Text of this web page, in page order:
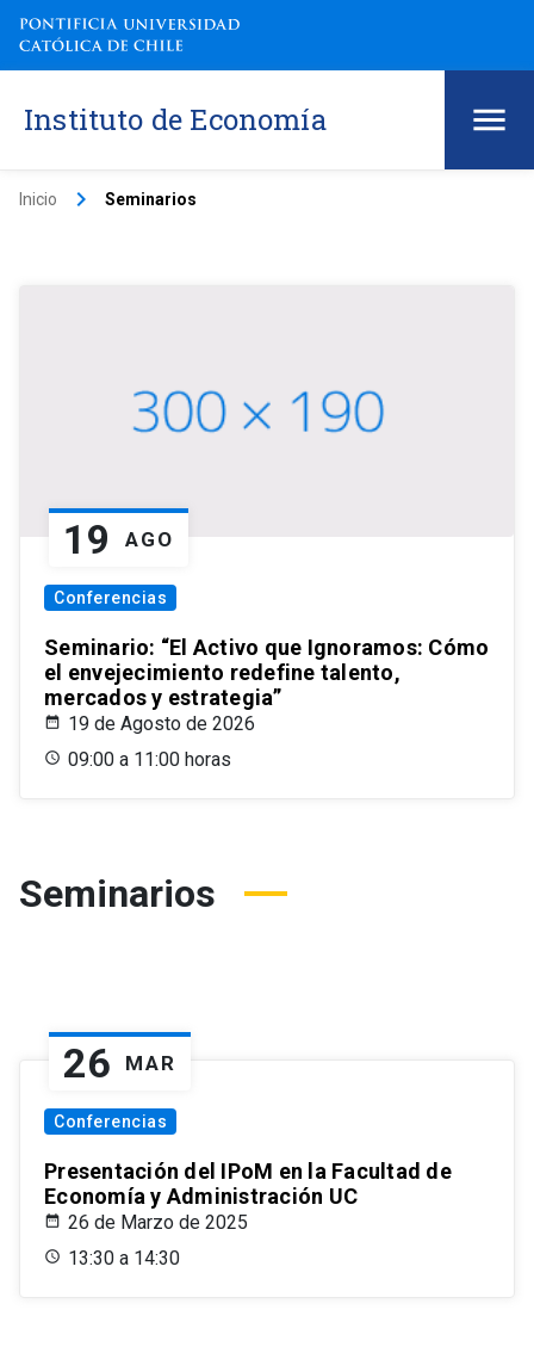
Instituto de Economía
Inicio keyboard_arrow_right Seminarios
19 AGO
Conferencias
Seminario: “El Activo que Ignoramos: Cómo
el envejecimiento redefine talento,
mercados y estrategia”
19 de Agosto de 2026
09:00 a 11:00 horas
Seminarios
26 MAR
Conferencias
Presentación del IPoM en la Facultad de
Economía y Administración UC
26 de Marzo de 2025
13:30 a 14:30